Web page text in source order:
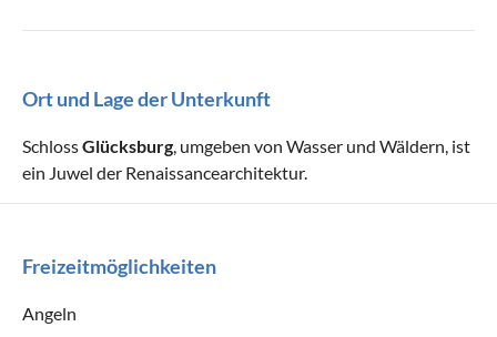
Ort und Lage der Unterkunft
SchlossGlücksburg , umgeben von Wasser und Wäldern, ist
ein Juwel der Renaissancearchitektur.
Freizeitmöglichkeiten
Angeln